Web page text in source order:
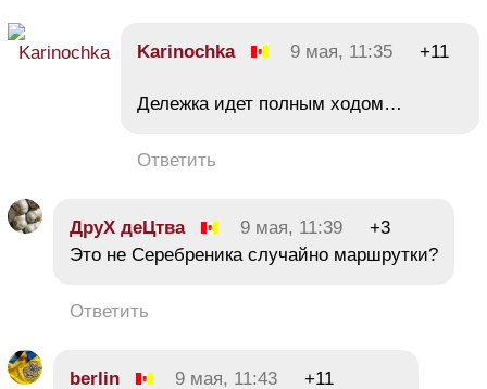
Karinochka 9 мая, 11:35 +11
Дележка идет полным ходом…
Ответить
ДруХ деЦтва 9 мая, 11:39
+3
Это не Серебреника случайно маршрутки?
Ответить
berlin 9 мая, 11:43 +11